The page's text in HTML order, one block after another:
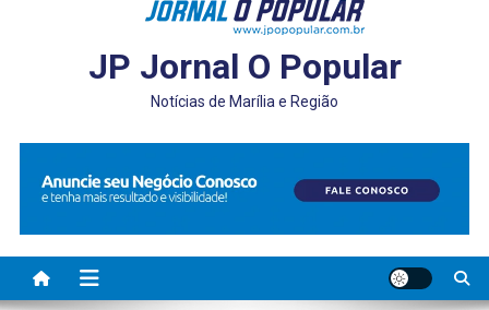
JP Jornal O Popular
Notícias de Marília e Região